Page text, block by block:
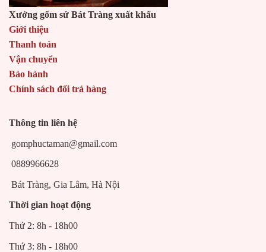
Xưởng gốm sứ Bát Tràng xuất khẩu
Giới thiệu
Thanh toán
Vận chuyển
Bảo hành
Chính sách đổi trả hàng
Thông tin liên hệ
gomphuctaman@gmail.com
0889966628
Bát Tràng, Gia Lâm, Hà Nội
Thời gian hoạt động
Thứ 2: 8h - 18h00
Thứ 3: 8h - 18h00